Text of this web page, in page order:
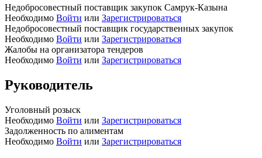
Недобросовестный поставщик закупок Самрук-Казына
Необходимо Войти или Зарегистрироваться
Недобросовестный поставщик государственных закупок
Необходимо Войти или Зарегистрироваться
Жалобы на организатора тендеров
Необходимо Войти или Зарегистрироваться
Руководитель
Уголовный розыск
Необходимо Войти или Зарегистрироваться
Задолженность по алиментам
Необходимо Войти или Зарегистрироваться